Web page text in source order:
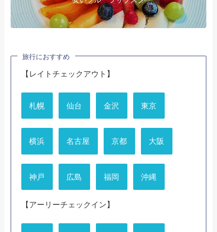
旅行におすすめ
【レイトチェックアウト】
札幌 仙台 金沢 東京
横浜 名古屋 京都 大阪
神戸 広島 福岡 沖縄
【アーリーチェックイン】